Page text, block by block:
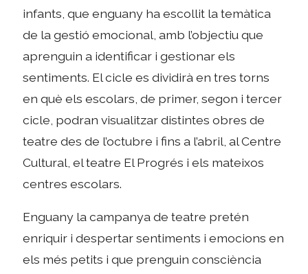
infants, que enguany ha escollit la temàtica
de la gestió emocional, amb l’objectiu que
aprenguin a identificar i gestionar els
sentiments. El cicle es dividirà en tres torns
en què els escolars, de primer, segon i tercer
cicle, podran visualitzar distintes obres de
teatre des de l’octubre i fins a l’abril, al Centre
Cultural, el teatre El Progrés i els mateixos
centres escolars.
Enguany la campanya de teatre pretén
enriquir i despertar sentiments i emocions en
els més petits i que prenguin consciència